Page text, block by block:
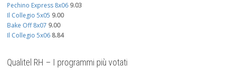
Pechino Express 8x06 9.03
Il Collegio 5x05 9.00
Bake Off 8x07 9.00
Il Collegio 5x06 8.84
Qualitel RH – I programmi più votati